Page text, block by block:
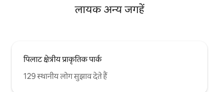
लायक अन्य जगहें
पिलाट क्षेत्रीय प्राकृतिक पार्क
129 स्थानीय लोग सुझाव देते हैं